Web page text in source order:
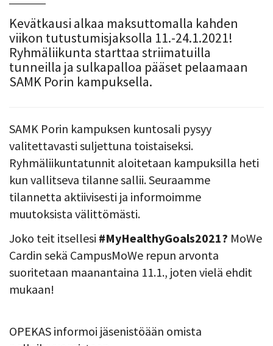
Kevätkausi alkaa maksuttomalla kahden
viikon tutustumisjaksolla 11.-24.1.2021!
Ryhmäliikunta starttaa striimatuilla
tunneilla ja sulkapalloa pääset pelaamaan
SAMK Porin kampuksella.
SAMK Porin kampuksen kuntosali pysyy
valitettavasti suljettuna toistaiseksi.
Ryhmäliikuntatunnit aloitetaan kampuksilla heti
kun vallitseva tilanne sallii. Seuraamme
tilannetta aktiivisesti ja informoimme
muutoksista välittömästi.
Joko teit itsellesi #MyHealthyGoals2021? MoWe
Cardin sekä CampusMoWe repun arvonta
suoritetaan maanantaina 11.1., joten vielä ehdit
mukaan!
OPEKAS informoi jäsenistöään omista